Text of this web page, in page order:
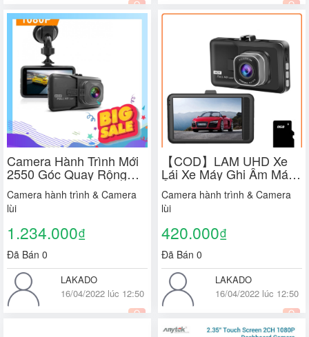
tế
Camera Hành Trình Mới
2550 Góc Quay Rộng
Full 1080P
Camera hành trình & Camera
lùi
1.234.000₫
Đã Bán 0
LAKADO
16/04/2022 lúc 12:50
【COD】LAM UHD Xe
Lái Xe Máy Ghi Âm Máy
Ảnh Màn Hình Hiển Thị 3
Inch, Ống Kính Góc
Rộng 1080P Phụ Tùng Ô
Tô Tầm Nhìn Cao
Camera hành trình & Camera
lùi
420.000₫
Đã Bán 0
LAKADO
16/04/2022 lúc 12:50
Hồ Chí Minh